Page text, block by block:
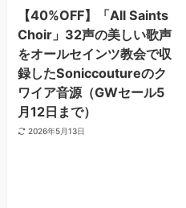
【40%OFF】「All Saints
Choir」32声の美しい歌声
をオールセインツ教会で収
録したSoniccoutureのク
ワイア音源（GWセール5
月12日まで）
2026年5月13日